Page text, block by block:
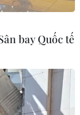
bay Quốc tế